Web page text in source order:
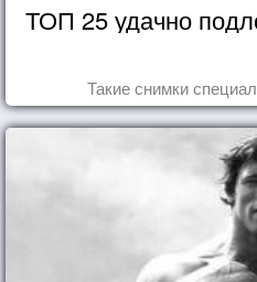
ТОП 25 удачно
Такие снимки